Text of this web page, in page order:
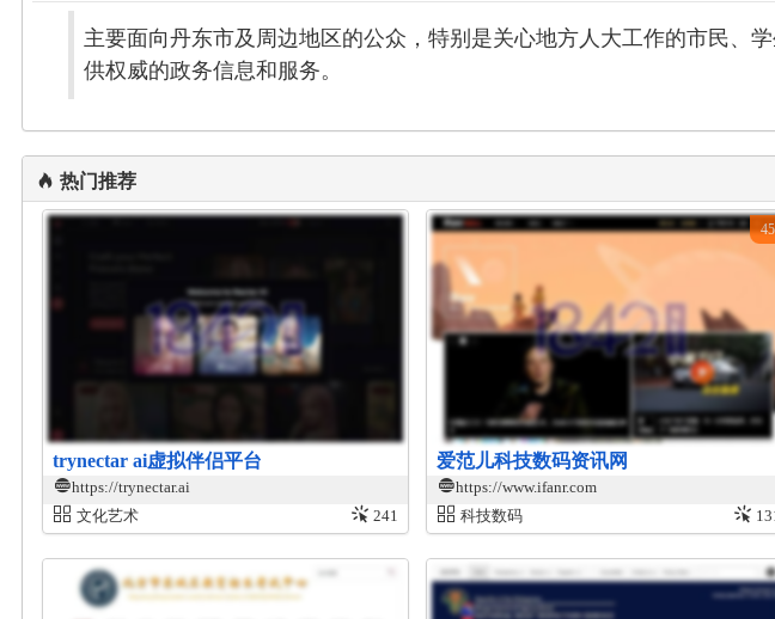
主要面向丹东市及周边地区的公众，特别是关心地方人大工作的市民、
供权威的政务信息和服务。
热门推荐
trynectar ai虚拟伴侣平台
https://trynectar.ai
文化艺术
241
爱范儿科技数码资讯网
https://www.ifanr.com
科技数码
45